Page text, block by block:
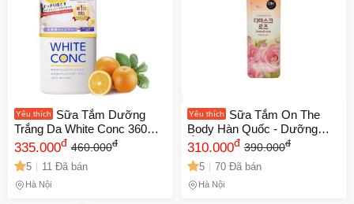
Giá từ thấp - cao
Giá từ cao - thấp
Yêu thích
Sữa Tắm Dưỡng
Trắng Da White Conc 360ml -
Với Vitamin C Tự Nhiên, Làm
Sáng Da, Hương Bưởi Thơm
Mát, Cảm Giác Tươi Mát
335.000đ 460.000đ
5 11 Đã bán
Hà Nội
Yêu thích
Sữa Tắm On The
Body Hàn Quốc - Dưỡng
Ẩm, Trắng Da, Hương Hoa
Anh Đào, Diên Vỹ, Hoa Hồng
900g - Sản Phẩm Chính
Hãng
310.000đ 390.000đ
5 70 Đã bán
Hà Nội